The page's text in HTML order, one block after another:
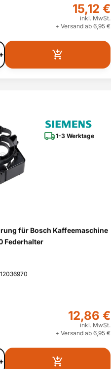
15,12 €
inkl. MwSt.
+ Versand ab 6,95 €
1-3 Werktage
für Bosch Kaffeemaschine
Federhalter
12,86 €
inkl. MwSt.
+ Versand ab 6,95 €